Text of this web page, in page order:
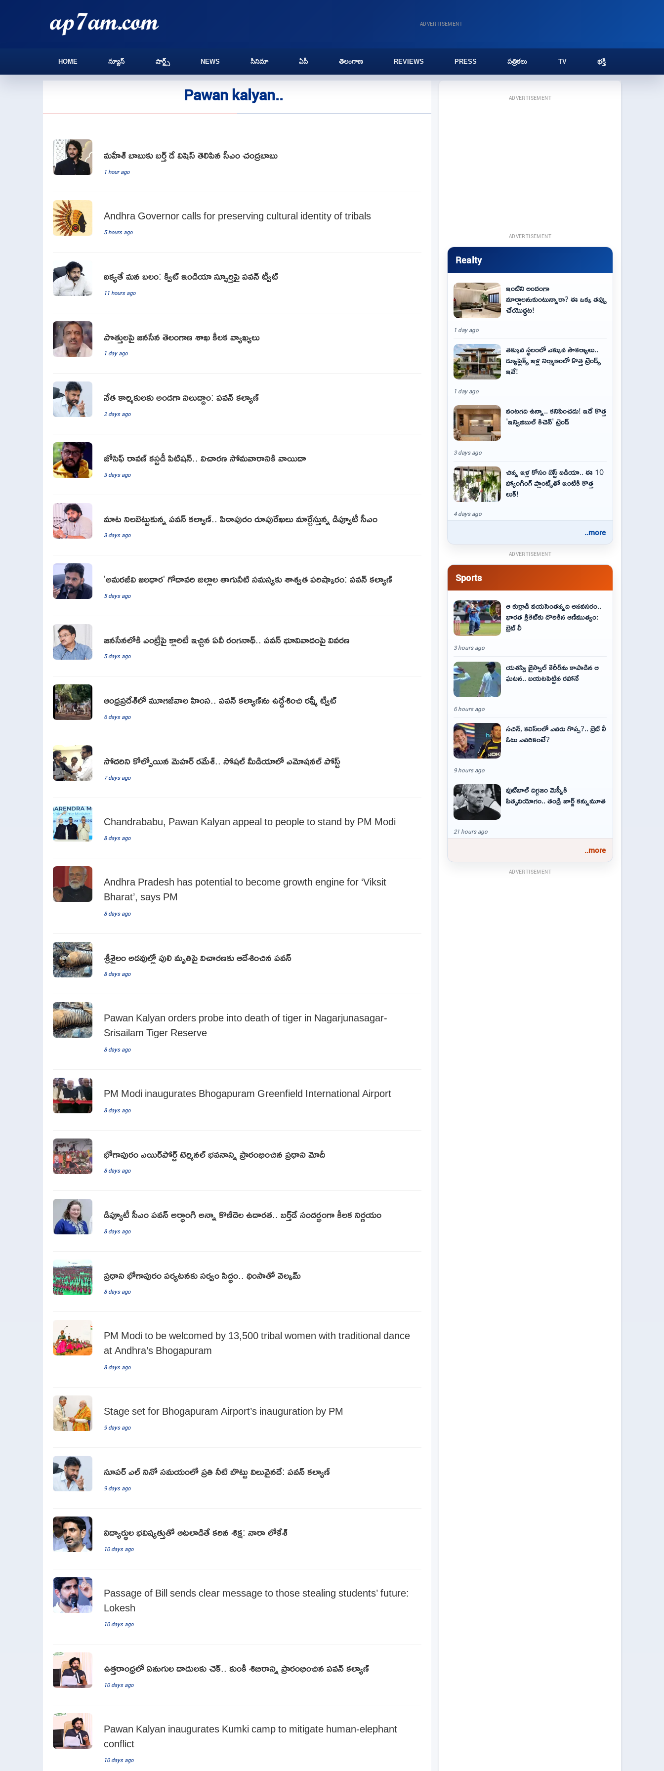
ADVERTISEMENT
HOME న్యూస్ షార్ట్స్ NEWS సినిమా ఏపీ తెలంగాణ REVIEWS PRESS పత్రికలు TV భక్తి
Pawan kalyan..
మహేశ్ బాబుకు బర్త్ డే విషెస్ తెలిపిన సీఎం చంద్రబాబు
1 hour ago
Andhra Governor calls for preserving cultural identity of tribals
5 hours ago
ఐక్యతే మన బలం: క్విట్ ఇండియా స్ఫూర్తిపై పవన్ ట్వీట్
11 hours ago
పొత్తులపై జనసేన తెలంగాణ శాఖ కీలక వ్యాఖ్యలు
1 day ago
నేత కార్మికులకు అండగా నిలుద్దాం: పవన్ కల్యాణ్
2 days ago
జోసెఫ్ రావణ్ కస్టడీ పిటిషన్.. విచారణ సోమవారానికి వాయిదా
3 days ago
మాట నిలబెట్టుకున్న పవన్ క‌ల్యాణ్‌.. పిఠాపురం రూపురేఖలు మార్చేస్తున్న డిప్యూటీ సీఎం
3 days ago
'అమరజీవి జలధార' గోదావరి జిల్లాల తాగునీటి సమస్యకు శాశ్వత పరిష్కారం: పవన్ కల్యాణ్
5 days ago
జనసేనలోకి ఎంట్రీపై క్లారిటీ ఇచ్చిన ఏవీ రంగనాథ్.. పవన్ భూవివాదంపై వివరణ
5 days ago
ఆంధ్రప్రదేశ్‌లో మూగజీవాల హింస.. పవన్ కల్యాణ్‌ను ఉద్దేశించి రష్మీ ట్వీట్
6 days ago
సోదరిని కోల్పోయిన మెహర్ రమేశ్.. సోషల్ మీడియాలో ఎమోషనల్ పోస్ట్
7 days ago
Chandrababu, Pawan Kalyan appeal to people to stand by PM Modi
8 days ago
Andhra Pradesh has potential to become growth engine for ‘Viksit
Bharat’, says PM
8 days ago
శ్రీశైలం అడవుల్లో పులి మృతిపై విచారణకు ఆదేశించిన పవన్
8 days ago
Pawan Kalyan orders probe into death of tiger in Nagarjunasagar-
Srisailam Tiger Reserve
8 days ago
PM Modi inaugurates Bhogapuram Greenfield International Airport
8 days ago
భోగాపురం ఎయిర్‌పోర్ట్ టెర్మినల్ భవనాన్ని ప్రారంభించిన ప్రధాని మోదీ
8 days ago
డిప్యూటీ సీఎం ప‌వ‌న్ అర్ధాంగి అన్నా కొణిదెల ఉదారత.. బ‌ర్త్‌డే సందర్భంగా కీల‌క‌ నిర్ణయం
8 days ago
ప్రధాని భోగాపురం పర్యటనకు సర్వం సిద్ధం.. థింసాతో వెల్కమ్
8 days ago
PM Modi to be welcomed by 13,500 tribal women with traditional dance
at Andhra’s Bhogapuram
8 days ago
Stage set for Bhogapuram Airport’s inauguration by PM
9 days ago
సూపర్ ఎల్ నినో సమయంలో ప్రతి నీటి బొట్టు విలువైనదే: పవన్ కల్యాణ్
9 days ago
విద్యార్థుల భవిష్యత్తుతో ఆటలాడితే కఠిన శిక్ష: నారా లోకేశ్‌
10 days ago
Passage of Bill sends clear message to those stealing students’ future:
Lokesh
10 days ago
ఉత్తరాంధ్రలో ఏనుగుల దాడులకు చెక్.. కుంకీ శిబిరాన్ని ప్రారంభించిన పవన్ కల్యాణ్
10 days ago
Pawan Kalyan inaugurates Kumki camp to mitigate human-elephant
conflict
10 days ago
ADVERTISEMENT
ADVERTISEMENT
Realty
ఇంటిని అందంగా
మార్చాలనుకుంటున్నారా? ఈ ఒక్క తప్పు
చేయొద్దట!
1 day ago
తక్కువ స్థలంలో ఎక్కువ సౌకర్యాలు..
డ్యూప్లెక్స్ ఇళ్ల నిర్మాణంలో కొత్త ట్రెండ్స్
ఇవే!
1 day ago
వంటగది ఉన్నా.. కనిపించదు! ఇదే కొత్త
'ఇన్విజిబుల్ కిచెన్' ట్రెండ్
3 days ago
చిన్న ఇళ్ల కోసం బెస్ట్ ఐడియా.. ఈ 10
హ్యాంగింగ్ ప్లాంట్స్‌తో ఇంటికి కొత్త
లుక్!
4 days ago
..more
ADVERTISEMENT
Sports
ఆ కుర్రాడి వయసెంతన్నది అనవసరం..
భారత క్రికెట్‌కు దొరికిన ఆణిముత్యం:
బ్రెట్ లీ
3 hours ago
యశస్వి జైస్వాల్ కెరీర్‌ను కాపాడిన ఆ
ఘటన.. బయటపెట్టిన రహానే
6 hours ago
సచిన్, కలిస్‌లలో ఎవరు గొప్ప?.. బ్రెట్ లీ
ఓటు ఎవరికంటే?
9 hours ago
ఫుట్‌బాల్ దిగ్గజం మెస్సీకి
పితృవియోగం.. తండ్రి జార్జ్ కన్నుమూత
21 hours ago
..more
ADVERTISEMENT